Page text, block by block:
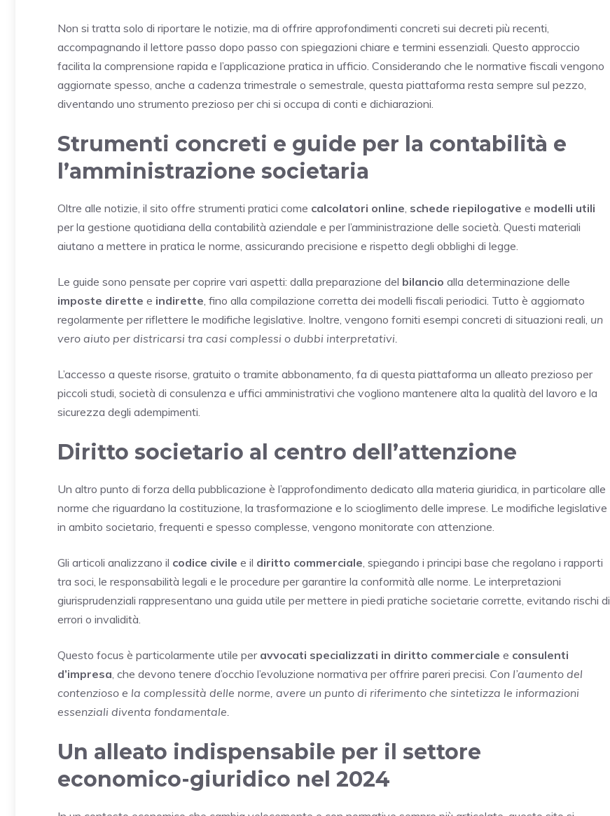
Non si tratta solo di riportare le notizie, ma di offrire approfondimenti concreti sui decreti più recenti,
accompagnando il lettore passo dopo passo con spiegazioni chiare e termini essenziali. Questo approccio
facilita la comprensione rapida e l’applicazione pratica in ufficio. Considerando che le normative fiscali vengono
aggiornate spesso, anche a cadenza trimestrale o semestrale, questa piattaforma resta sempre sul pezzo,
diventando uno strumento prezioso per chi si occupa di conti e dichiarazioni.
Strumenti concreti e guide per la contabilità e
l’amministrazione societaria
Oltre alle notizie, il sito offre strumenti pratici come calcolatori online schede riepilogative e modelli utili
per la gestione quotidiana della contabilità aziendale e per l’amministrazione delle società. Questi materiali
aiutano a mettere in pratica le norme, assicurando precisione e rispetto degli obblighi di legge.
Le guide sono pensate per coprire vari aspetti: dalla preparazione del bilancio alla determinazione delle
imposte dirette e indirette , fino alla compilazione corretta dei modelli fiscali periodici. Tutto è aggiornato
regolarmente per riflettere le modifiche legislative. Inoltre, vengono forniti esempi concreti di situazioni reali, un
vero aiuto per districarsi tra casi complessi o dubbi interpretativi.
L’accesso a queste risorse, gratuito o tramite abbonamento, fa di questa piattaforma un alleato prezioso per
piccoli studi, società di consulenza e uffici amministrativi che vogliono mantenere alta la qualità del lavoro e la
sicurezza degli adempimenti.
Diritto societario al centro dell’attenzione
Un altro punto di forza della pubblicazione è l’approfondimento dedicato alla materia giuridica, in particolare alle
norme che riguardano la costituzione, la trasformazione e lo scioglimento delle imprese. Le modifiche legislative
in ambito societario, frequenti e spesso complesse, vengono monitorate con attenzione.
Gli articoli analizzano il codice civile e il diritto commerciale , spiegando i principi base che regolano i rapporti
tra soci, le responsabilità legali e le procedure per garantire la conformità alle norme. Le interpretazioni
giurisprudenziali rappresentano una guida utile per mettere in piedi pratiche societarie corrette, evitando rischi di
errori o invalidità.
Questo focus è particolarmente utile per avvocati specializzati in diritto commerciale e consulenti
d’impresa , che devono tenere d’occhio l’evoluzione normativa per offrire pareri precisi. Con l’aumento del
contenzioso e la complessità delle norme, avere un punto di riferimento che sintetizza le informazioni
essenziali diventa fondamentale.
Un alleato indispensabile per il settore
economico-giuridico nel 2024